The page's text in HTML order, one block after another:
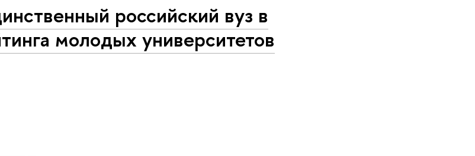
российский вуз в
молодых университетов